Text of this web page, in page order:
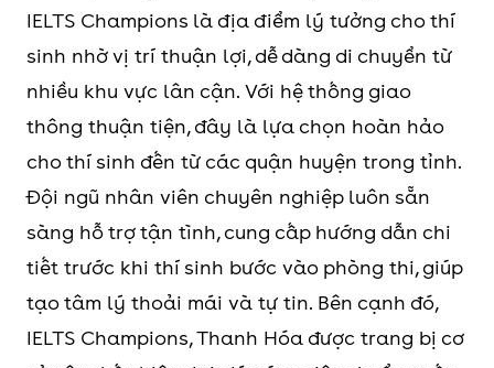
IELTS Champions là địa điểm lý tưởng cho thí
sinh nhờ vị trí thuận lợi, dễ dàng di chuyển từ
nhiều khu vực lân cận. Với hệ thống giao
thông thuận tiện, đây là lựa chọn hoàn hảo
cho thí sinh đến từ các quận huyện trong tỉnh.
Đội ngũ nhân viên chuyên nghiệp luôn sẵn
sàng hỗ trợ tận tình, cung cấp hướng dẫn chi
tiết trước khi thí sinh bước vào phòng thi, giúp
tạo tâm lý thoải mái và tự tin. Bên cạnh đó,
IELTS Champions, Thanh Hóa được trang bị cơ